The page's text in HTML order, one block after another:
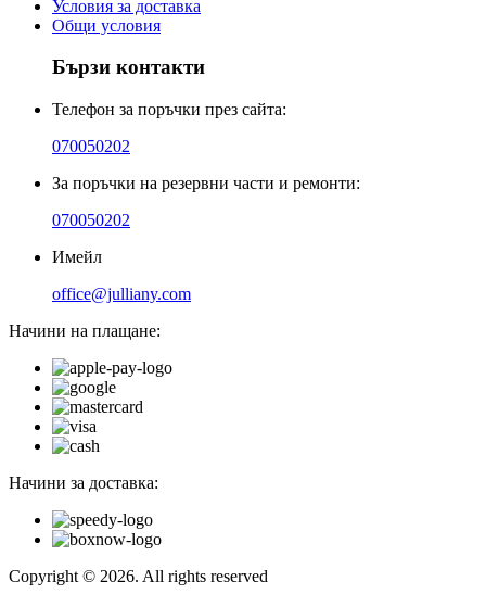
Условия за доставка
Общи условия
Бързи контакти
Телефон за поръчки през сайта:
070050202
За поръчки на резервни части и ремонти:
070050202
Имейл
office@julliany.com
Начини на плащане:
Начини за доставка:
Copyright © 2026. All rights reserved